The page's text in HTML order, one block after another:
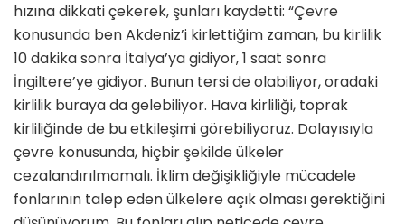
hızına dikkati çekerek, şunları kaydetti: “Çevre
konusunda ben Akdeniz’i kirlettiğim zaman, bu kirlilik
10 dakika sonra İtalya’ya gidiyor, 1 saat sonra
İngiltere’ye gidiyor. Bunun tersi de olabiliyor, oradaki
kirlilik buraya da gelebiliyor. Hava kirliliği, toprak
kirliliğinde de bu etkileşimi görebiliyoruz. Dolayısıyla
çevre konusunda, hiçbir şekilde ülkeler
cezalandırılmamalı. İklim değişikliğiyle mücadele
fonlarının talep eden ülkelere açık olması gerektiğini